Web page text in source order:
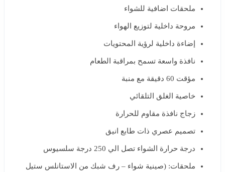
ملحقات اضافية للشواء
مروحة داخلية لتوزيع الهواء
إضاءة داخلية لرؤية المحتويات
نافذة واسعة تسمح بمراقبة الطعام
مؤقت 60 دقيقة مع منبة
خاصية الغلق التلقائي
زجاج نافذة مقاوم للحرارة
تصميم عصري ذات طابع انيق
درجة حرارة الشواء تصل الي 250 درجة سلسيوس
ملحقات: (صينية شواء – رف شبك من الاستانلس ستيل